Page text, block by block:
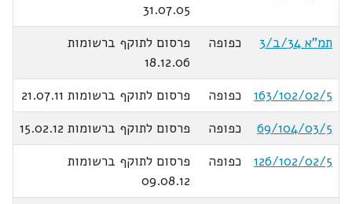
31.07.05
תמ"א 34/ב/3
כפופה
פרסום לתוקף ברשומות
18.12.06
163/102/02/5
כפופה
פרסום לתוקף ברשומות 21.07.11
69/104/03/5
כפופה
פרסום לתוקף ברשומות 15.02.12
126/102/02/5
כפופה
פרסום לתוקף ברשומות
09.08.12